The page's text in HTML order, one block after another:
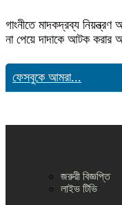
গাংনীতে মাদকদ্রব্য
না পেয়ে দাদাকে আটক করার
ফেসবুকে আমরা...
জরুরী বিজ্ঞপ্তি
লাইভ টিভি